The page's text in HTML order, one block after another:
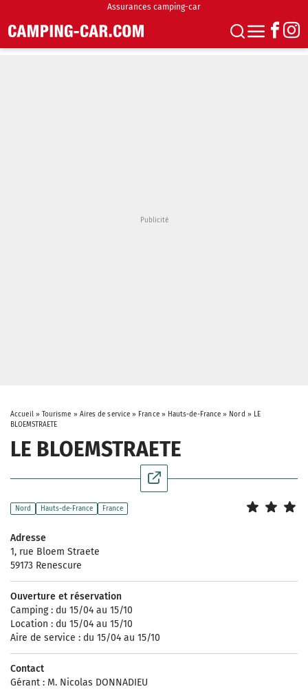
Assurances camping-car
Accueil» Tourisme » Aires de service » France» Hauts-de-France » Nord » LE
BLOEMSTRAETE
LE BLOEMSTRAETE
Nord Hauts-de-France France
Adresse
1, rue Bloem Straete
59173 Renescure
Ouverture et réservation
Camping : du 15/04 au 15/10
Location : du 15/04 au 15/10
Aire de service : du 15/04 au 15/10
Contact
Gérant : M. Nicolas DONNADIEU